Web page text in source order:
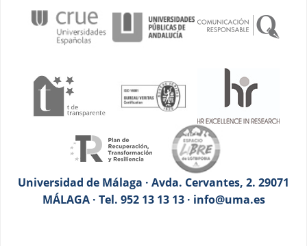
Universidad de Málaga · Avda. Cervantes, 2. 29071
MÁLAGA · Tel. 952 13 13 13 · info@uma.es